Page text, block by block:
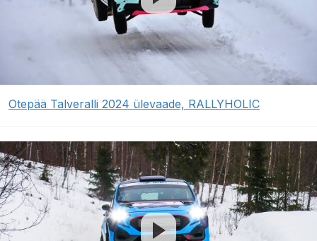
Otepää Talveralli 2024 ülevaade, RALLYHOLIC